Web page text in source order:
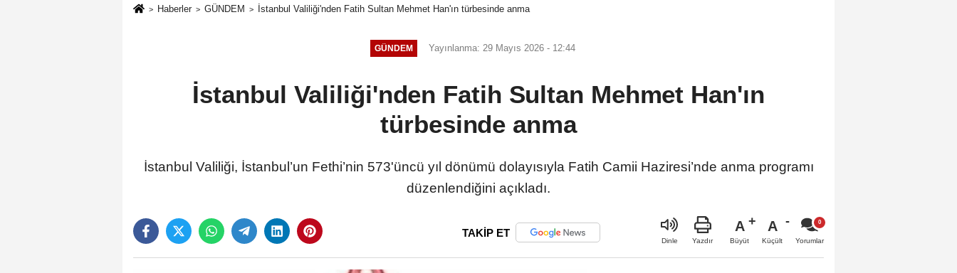
Haberler GÜNDEM İstanbul Valiliği'nden Fatih Sultan Mehmet Han'ın türbesinde anma
GÜNDEM Yayınlanma: 29 Mayıs 2026 - 12:44
İstanbul Valiliği'nden Fatih Sultan Mehmet Han'ın
türbesinde anma
İstanbul Valiliği, İstanbul’un Fethi’nin 573'üncü yıl dönümü dolayısıyla Fatih Camii Haziresi’nde anma programı
düzenlendiğini açıkladı.
TAKİP ET
Dinle Yazdır
A
Büyüt
A
Küçült Yorumlar